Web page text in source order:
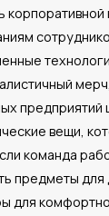
вещи,
команда
предметы
для